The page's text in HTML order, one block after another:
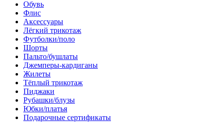
Обувь
Флис
Аксессуары
Лёгкий трикотаж
Футболки/поло
Шорты
Пальто/бушлаты
Джемперы-кардиганы
Жилеты
Тёплый трикотаж
Пиджаки
Рубашки/блузы
Юбки/платья
Подарочные сертификаты